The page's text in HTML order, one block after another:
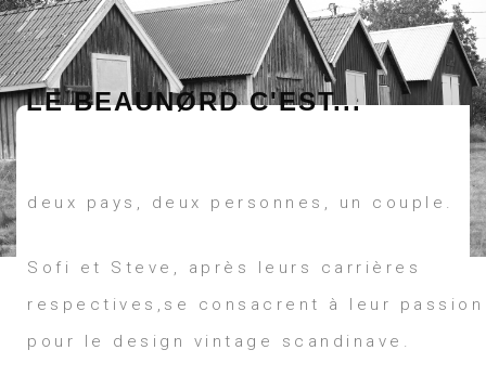
LE BEAUNØRD C'EST...
deux pays, deux personnes, un couple.
Sofi et Steve, après leurs carrières
respectives,se consacrent à leur passion
pour le design vintage scandinave.